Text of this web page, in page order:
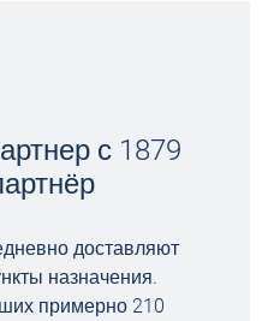
с 1879
доставляют
назначения.
примерно 210